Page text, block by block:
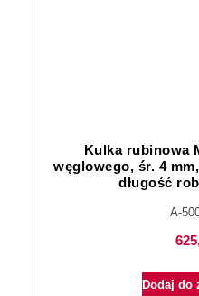
Kulka rubinowa
węglowego, śr. 4
długość
A-
Dodaj do